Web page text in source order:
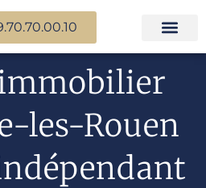
les-Rouen